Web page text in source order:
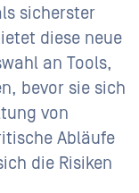
sicherster
diese neue
an Tools,
bevor sie sich
von
Abläufe
die Risiken